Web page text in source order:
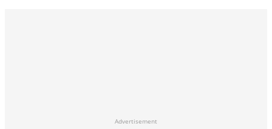
Advertisement